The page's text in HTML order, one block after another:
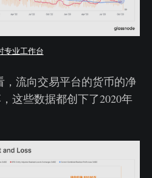
专业工作台
，流向交易平台的货币的净
这些数据都创下了2020年